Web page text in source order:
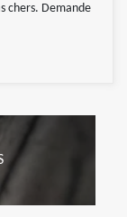
chers. Demande